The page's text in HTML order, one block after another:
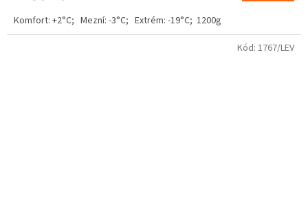
Komfort: +2°C; Mezní: -3°C; Extrém: -19°C; 1200g
Kód: 1767/LEV